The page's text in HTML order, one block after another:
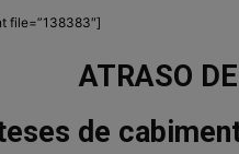
file=”138383″]
ATRASO
de